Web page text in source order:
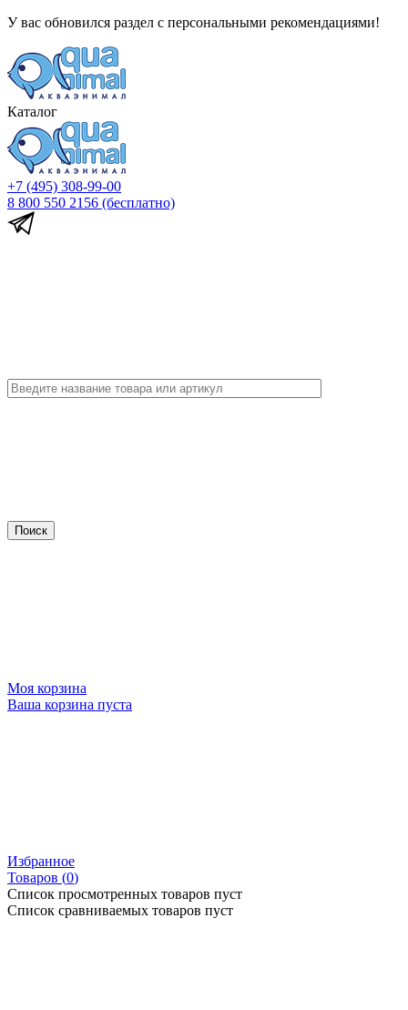
У вас обновился раздел с персональными рекомендациями!
Каталог
+7 (495) 308-99-00
8 800 550 2156 (бесплатно)
Моя корзина
Ваша корзина пуста
Избранное
Товаров (0)
Список просмотренных товаров пуст
Список сравниваемых товаров пуст